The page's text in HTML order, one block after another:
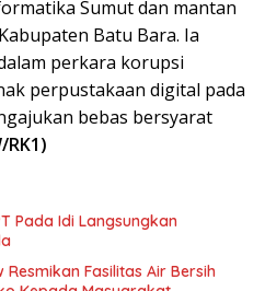
Sumut dan mantan
Batu Bara. Ia
perkara korupsi
perpustakaan digital pada
bebas bersyarat
RK1)
Pada Idi Langsungkan
Resmikan Fasilitas Air Bersih